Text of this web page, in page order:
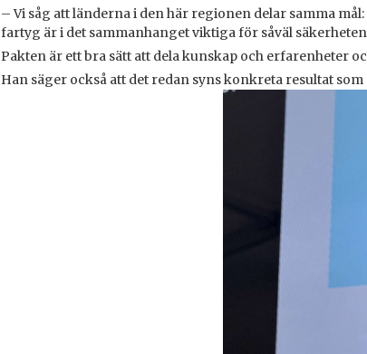
– Vi såg att länderna i den här regionen delar samma
fartyg är i det sammanhanget viktiga för såväl
Pakten är ett bra sätt att dela kunskap och erfarenheter
Han säger också att det redan syns konkreta resultat